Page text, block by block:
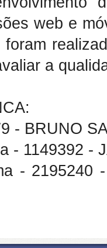
web e
a
- BRUNO
- 1149392 -
- 2195240